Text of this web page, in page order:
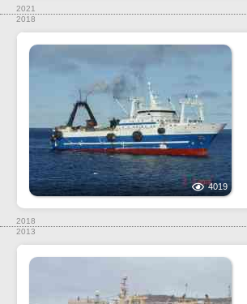
2021
2018
4019
2018
2013